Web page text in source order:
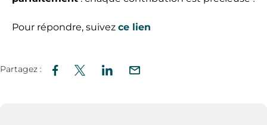
Pour répondre, suivez ce lien
Partagez :